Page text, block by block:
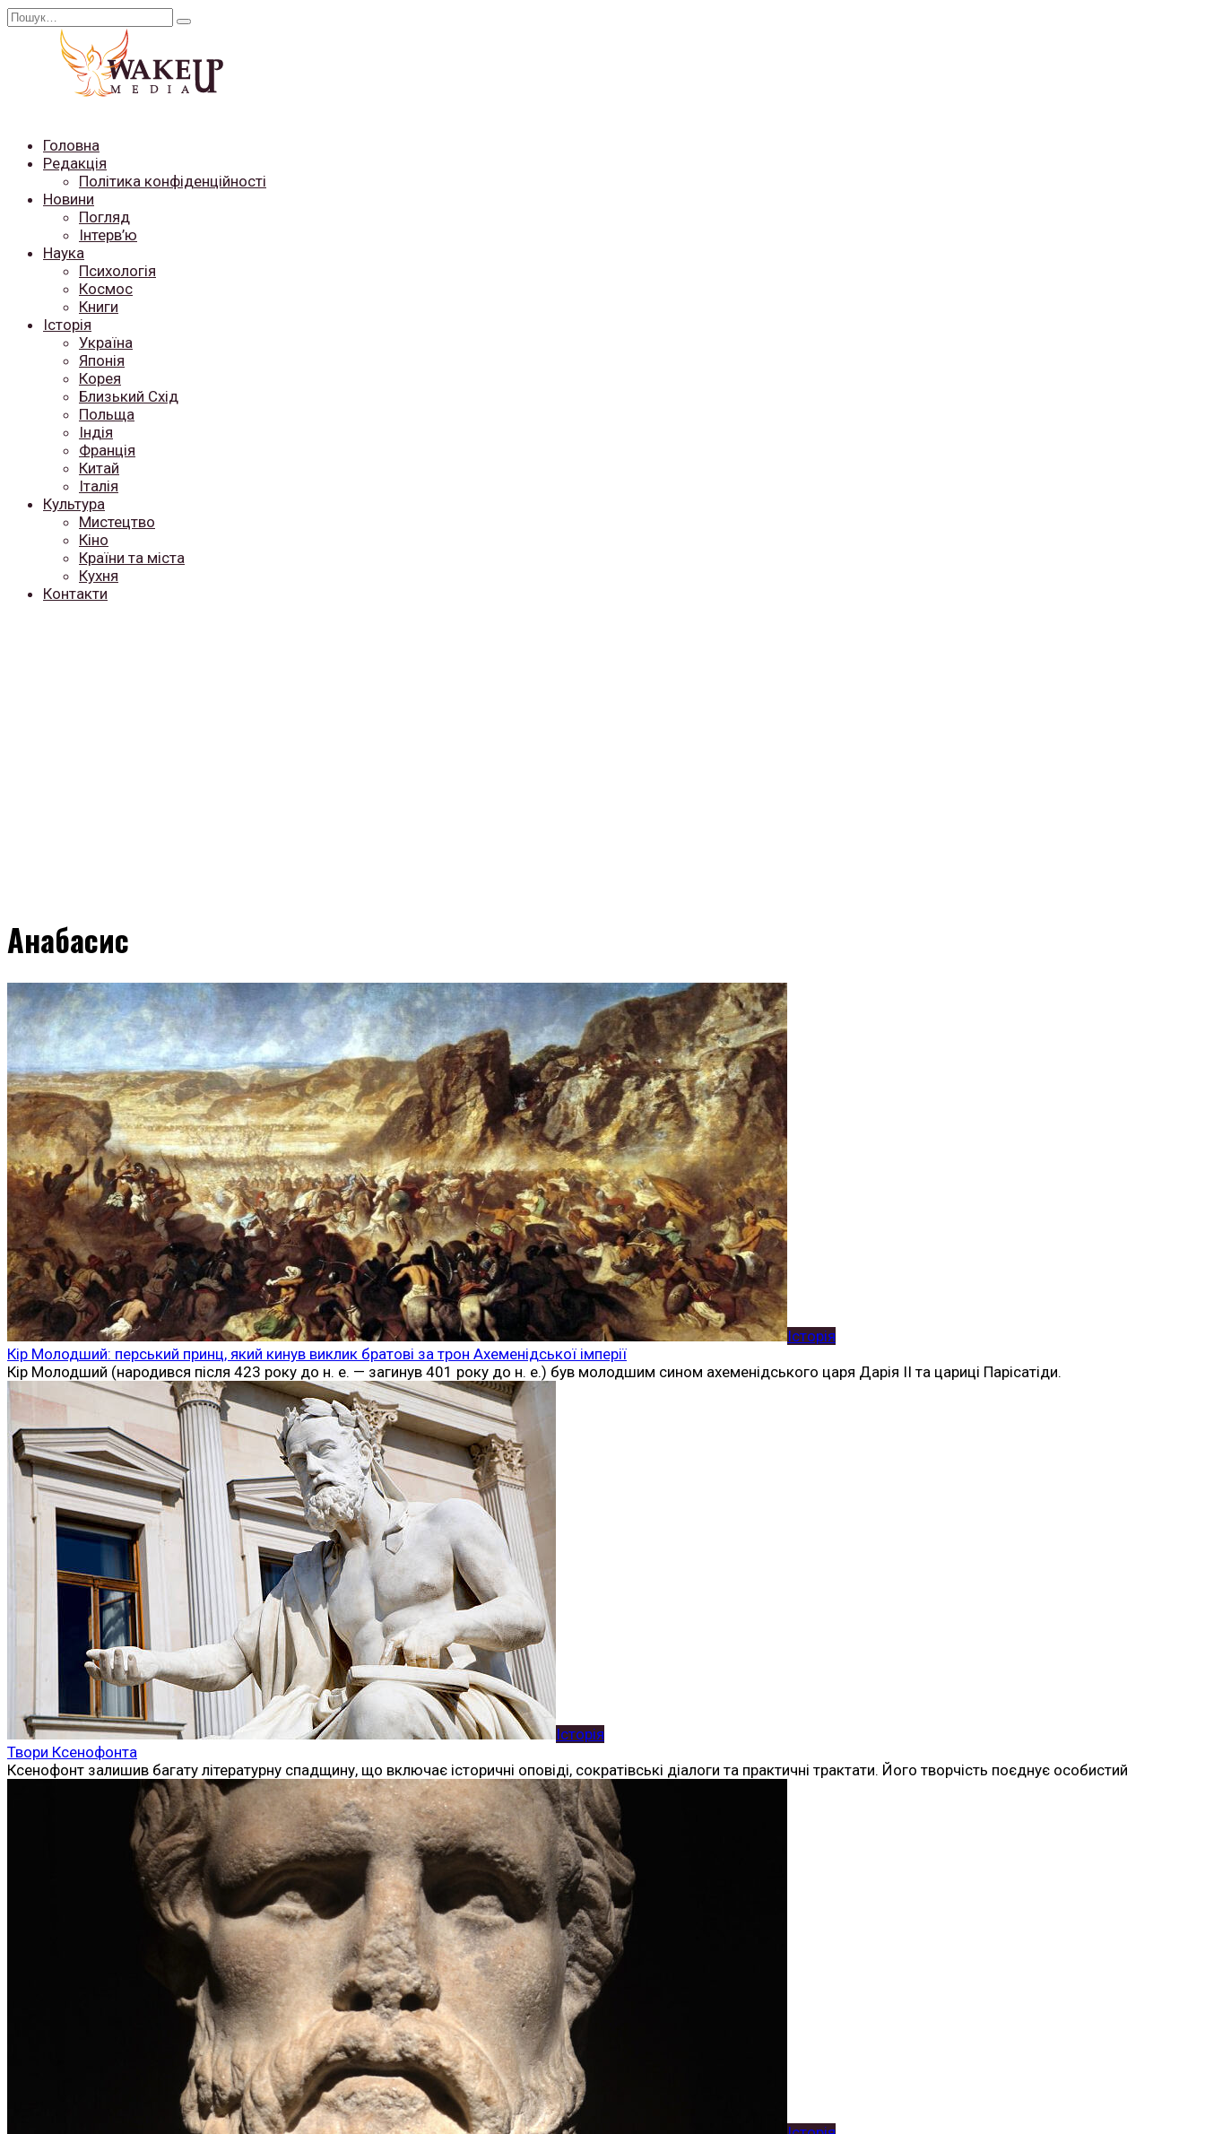
Перейти
Search
Головна
Редакція
Політика конфіденційності
Новини
Погляд
Інтерв’ю
Наука
Психологія
Космос
Книги
Історія
Україна
Японія
Корея
Близький Схід
Польща
Індія
Франція
Китай
Італія
Культура
Мистецтво
Кіно
Країни та міста
Кухня
Контакти
Анабасис
Історія
Кір Молодший: перський принц, який кинув виклик братові за трон Ахеменідської імперії
Кір Молодший (народився після 423 року до н. е. — загинув 401 року до н. е.) був молодшим сином ахеменідського царя Дарія II та цариці Парісатіди.
Історія
Твори Ксенофонта
Ксенофонт залишив багату літературну спадщину, що включає історичні оповіді, сократівські діалоги та практичні трактати. Його творчість поєднує особистий